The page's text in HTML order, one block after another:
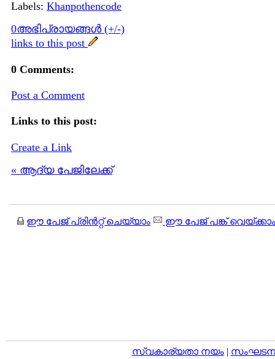
Labels: Khanpothencode
0അഭിപ്രായങ്ങള്‍ (+/-)
links to this post
0 Comments:
Post a Comment
Links to this post:
Create a Link
« ആദ്യ പേജിലേക്ക്
ഈ പേജ് പ്രിന്‍റ്റ് ചെയ്യാം ഈ പേജ് പങ്ക് വെയ്ക്കാം
സ്വകാര്യതാ നയം|